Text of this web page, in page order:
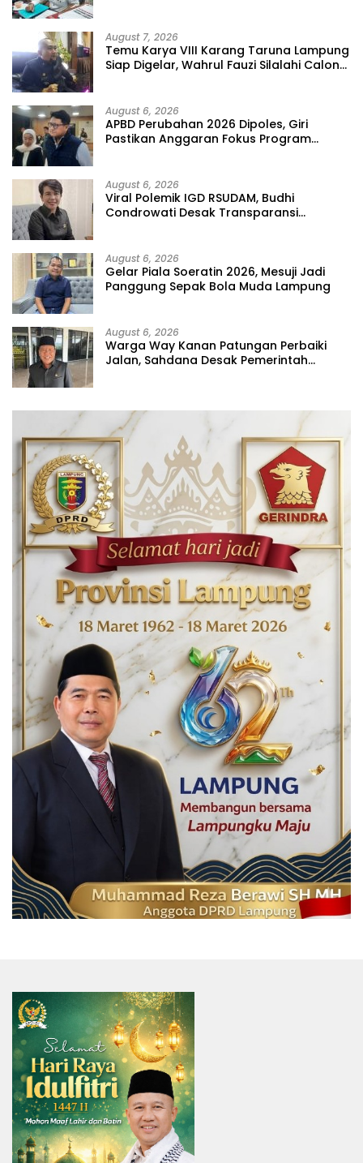
August 7, 2026
Temu Karya VIII Karang Taruna Lampung
Siap Digelar, Wahrul Fauzi Silalahi Calon
August 6, 2026
APBD Perubahan 2026 Dipoles, Giri
Pastikan Anggaran Fokus Program
August 6, 2026
Viral Polemik IGD RSUDAM, Budhi
Condrowati Desak Transparansi
August 6, 2026
Gelar Piala Soeratin 2026, Mesuji Jadi
Panggung Sepak Bola Muda Lampung
August 6, 2026
Warga Way Kanan Patungan Perbaiki
Jalan, Sahdana Desak Pemerintah